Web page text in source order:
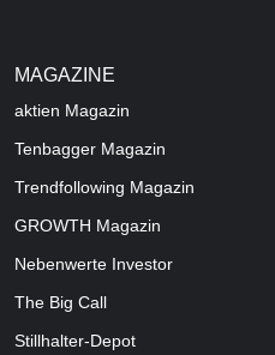
MAGAZINE
aktien Magazin
Tenbagger Magazin
Trendfollowing Magazin
GROWTH Magazin
Nebenwerte Investor
The Big Call
Stillhalter-Depot